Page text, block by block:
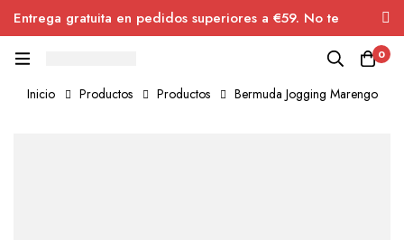
Entrega gratuita en pedidos superiores a €59. No te
pierdas el descuento.
0
Inicio Productos Productos Bermuda Jogging Marengo